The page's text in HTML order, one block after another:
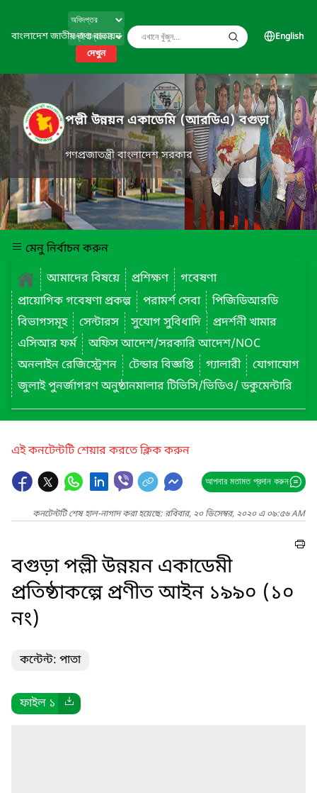
বাংলাদেশ জাতীয় তথ্য বাতায়ন
দেখুন
English
পল্লী উন্নয়ন একাডেমি (আরডিএ) বগুড়া
গণপ্রজাতন্ত্রী বাংলাদেশ সরকার
মেনু নির্বাচন করুন
আমাদের বিষয়ে
প্রশিক্ষণ
গবেষণা
প্রায়োগিক গবেষণা প্রকল্প
পরামর্শ সেবা
পিজিডিআরডি
বিভাগসমূহ
সেন্টারস সুযোগ সুবিধাদি
প্রদর্শনী খামার
এসিআর ফর্ম
অফিস আদেশ/সরকারি আদেশ/NOC
অনলাইন রেজিস্ট্রেশন
টেন্ডার বিজ্ঞপ্তি গ্যালারী
যোগাযোগ
জুলাই পুনর্জাগরণ অনুষ্ঠানমালার টিভিসি/ভিডিও/ ডকুমেন্টারি
এই কনটেন্টটি শেয়ার করতে ক্লিক করুন
আপনার মতামত প্রদান করুন
কনটেন্টটি শেষ হাল-নাগাদ করা হয়েছে: রবিবার, ২০ ডিসেম্বর, ২০২০ এ ০৯:৫৬ AM
বগুড়া পল্লী উন্নয়ন একাডেমী
প্রতিষ্ঠাকল্পে প্রণীত আইন ১৯৯০ (১০
নং)
কন্টেন্ট: পাতা
ফাইল ১